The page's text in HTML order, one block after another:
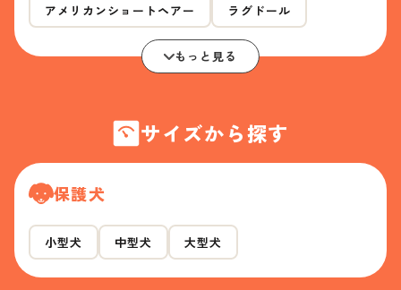
アメリカンショートヘアー ラグドール
もっと見る
サイズから探す
保護犬
小型犬 中型犬 大型犬